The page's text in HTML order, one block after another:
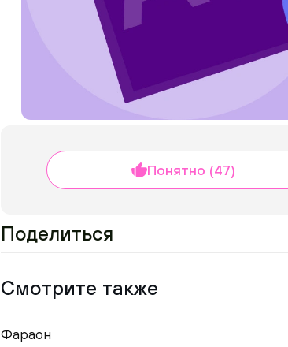
Понятно (47)
Поделиться
Смотрите также
Фараон